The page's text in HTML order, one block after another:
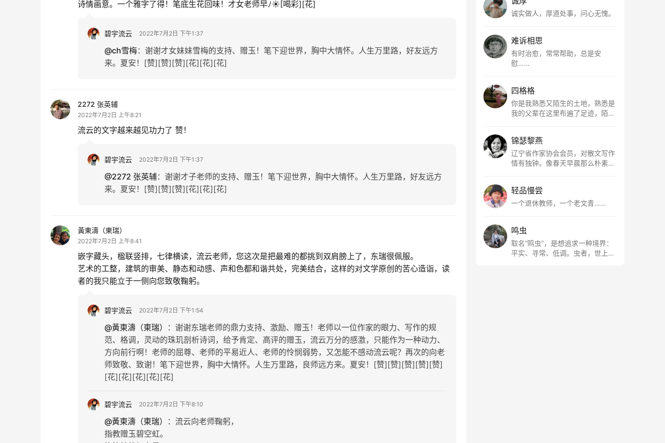
诗情画意。一个雅字了得！笔底生花回味！才女老师早ﾉ☀[喝彩][花]
碧宇流云 2022年7月2日 下午1:37
@ch雪梅： 谢谢才女妹妹雪梅的支持、赠玉！笔下迎世界，胸中大情怀。人生万里路，好友远方
来。夏安！[赞][赞][赞][花][花][花]
2272 张英辅
2022年7月2日 上午8:21
流云的文字越来越见功力了 赞！
碧宇流云 2022年7月2日 下午1:37
@2272 张英辅： 谢谢才子老师的支持、赠玉！笔下迎世界，胸中大情怀。人生万里路，好友远方
来。夏安！[赞][赞][赞][花][花][花]
黃東濤（東瑞）
2022年7月2日 上午8:41
嵌字藏头，楹联竖排，七律横读，流云老师，您这次是把最难的都挑到双肩膀上了，东瑞很佩服。
艺术的工整，建筑的审美、静态和动感、声和色都和谐共处，完美结合，这样的对文学原创的苦心造诣，读
者的我只能立于一侧向您致敬鞠躬。
碧宇流云 2022年7月2日 下午1:54
@黃東濤（東瑞） ： 谢谢东瑞老师的鼎力支持、激励、赠玉！老师以一位作家的眼力、写作的规
范、格调，灵动的珠玑剖析诗词，给予肯定、高评的赠玉，流云万分的感激，只能作为一种动力、
方向前行啊！老师的屈尊、老师的平易近人、老师的怜悯弱势，又怎能不感动流云呢？再次的向老
师致敬、致谢！笔下迎世界，胸中大情怀。人生万里路，良师远方来。夏安！[赞][赞][赞][赞][赞]
[花][花][花][花][花]
碧宇流云 2022年7月2日 下午8:10
@黃東濤（東瑞） ： 流云向老师鞠躬，
指教赠玉碧空虹。
诚实做人，厚道处事，问心无愧。
难诉相思
有时治愈，常常帮助，总是安
慰……
四格格
你是我熟悉又陌生的土地，熟悉是
我的父辈在这里布遍了足迹，陌生
根所在，我用文字慢慢认识你、慢
慢熟悉你。
锦瑟黎燕
辽宁省作家协会会员，对散文写作
情有独钟。像春天早晨那么朴素，
轻品慢尝
一个退休教师，一个老文青……
鸣虫
取名“鸣虫”，是想追求一种境界：
平实、寻常、低调。虫者，世上最